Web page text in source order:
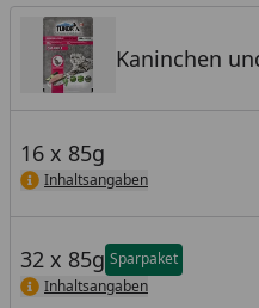
Kaninchen
16 x 85g
Inhaltsangaben
32 x 85g Sparpaket
Inhaltsangaben